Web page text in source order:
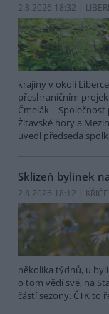
2.8.2026 18:32 |
krajiny v okolí
přeshraničním
Čmelák –
Žitavské hory a
uvedl předseda
Sklizeň bylinek
2.8.2026 18:12 |
několika týdnů, u
o tom vědí své, na
částí sezony. ČTK to